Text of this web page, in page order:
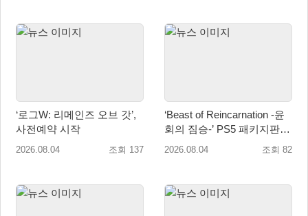
‘로그W: 리메인즈 오브 갓’,
사전예약 시작
2026.08.04 조회 137
‘Beast of Reincarnation -윤
회의 짐승-’ PS5 패키지판 8
월 4일 금일 발매
2026.08.04 조회 82